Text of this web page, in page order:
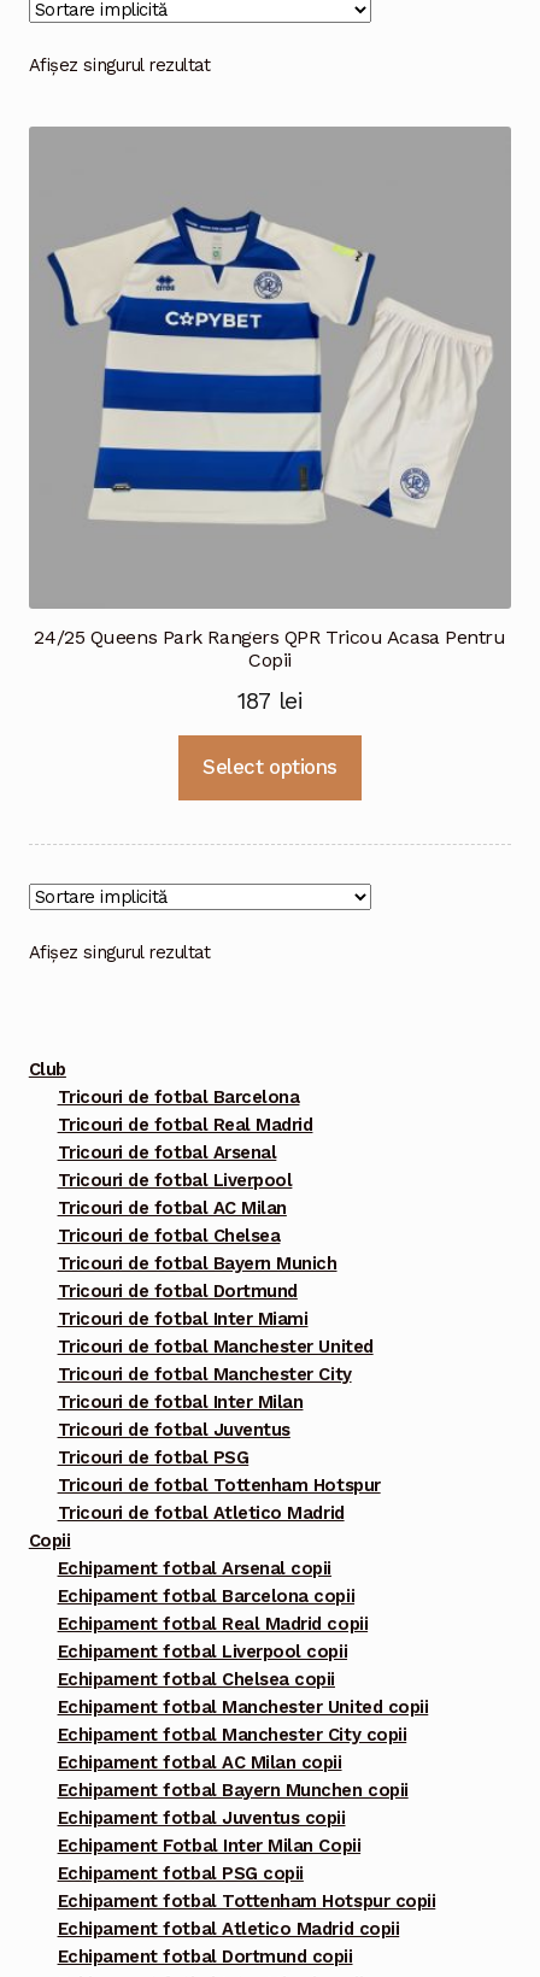
Magazinul
Afișez singurul rezultat
24/25 Queens Park Rangers QPR Tricou Acasa Pentru
Copii
187 lei
Select options
mai
multe
variații.
Afișez singurul rezultat
Club
Tricouri de fotbal Barcelona
Tricouri de fotbal Real Madrid
Tricouri de fotbal Arsenal
Tricouri de fotbal Liverpool
Tricouri de fotbal AC Milan
Tricouri de fotbal Chelsea
Tricouri de fotbal Bayern Munich
Tricouri de fotbal Dortmund
Tricouri de fotbal Inter Miami
Tricouri de fotbal Manchester United
Tricouri de fotbal Manchester City
Tricouri de fotbal Inter Milan
Tricouri de fotbal Juventus
Tricouri de fotbal PSG
Tricouri de fotbal Tottenham Hotspur
Tricouri de fotbal Atletico Madrid
Copii
Echipament fotbal Arsenal copii
Echipament fotbal Barcelona copii
Echipament fotbal Real Madrid copii
Echipament fotbal Liverpool copii
Echipament fotbal Chelsea copii
Echipament fotbal Manchester United copii
Echipament fotbal Manchester City copii
Echipament fotbal AC Milan copii
Echipament fotbal Bayern Munchen copii
Echipament fotbal Juventus copii
Echipament Fotbal Inter Milan Copii
Echipament fotbal PSG copii
Echipament fotbal Tottenham Hotspur copii
Echipament fotbal Atletico Madrid copii
Echipament fotbal Dortmund copii